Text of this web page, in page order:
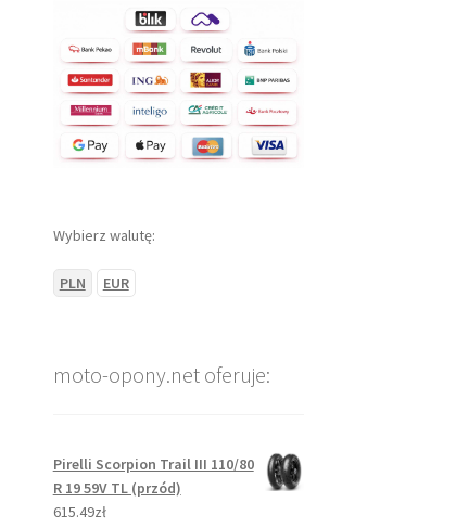
Wybierz walutę:
PLN EUR
moto-opony.net oferuje:
Pirelli Scorpion Trail III 110/80
R 19 59V TL (przód)
615.49zł